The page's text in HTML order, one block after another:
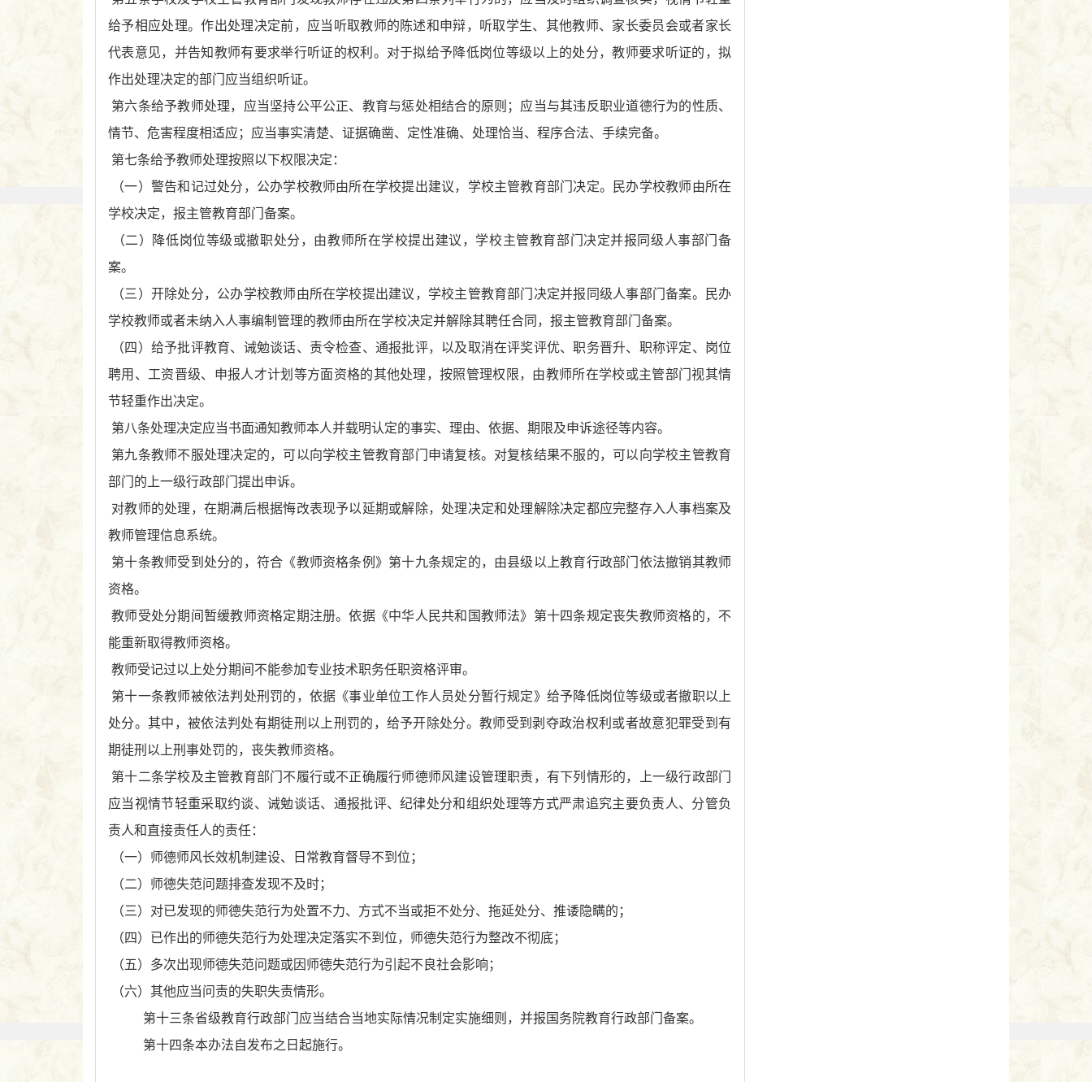
给予相应处理。作出处理决定前，应当听取教师的陈述和申辩，听取学生、其他教师、家长委员会或者家长
代表意见，并告知教师有要求举行听证的权利。对于拟给予降低岗位等级以上的处分，教师要求听证的，拟
作出处理决定的部门应当组织听证。
第六条给予教师处理，应当坚持公平公正、教育与惩处相结合的原则；应当与其违反职业道德行为的性质、
情节、危害程度相适应；应当事实清楚、证据确凿、定性准确、处理恰当、程序合法、手续完备。
第七条给予教师处理按照以下权限决定：
（一）警告和记过处分，公办学校教师由所在学校提出建议，学校主管教育部门决定。民办学校教师由所在
学校决定，报主管教育部门备案。
（二）降低岗位等级或撤职处分，由教师所在学校提出建议，学校主管教育部门决定并报同级人事部门备
案。
（三）开除处分，公办学校教师由所在学校提出建议，学校主管教育部门决定并报同级人事部门备案。民办
学校教师或者未纳入人事编制管理的教师由所在学校决定并解除其聘任合同，报主管教育部门备案。
（四）给予批评教育、诫勉谈话、责令检查、通报批评，以及取消在评奖评优、职务晋升、职称评定、岗位
聘用、工资晋级、申报人才计划等方面资格的其他处理，按照管理权限，由教师所在学校或主管部门视其情
节轻重作出决定。
第八条处理决定应当书面通知教师本人并载明认定的事实、理由、依据、期限及申诉途径等内容。
第九条教师不服处理决定的，可以向学校主管教育部门申请复核。对复核结果不服的，可以向学校主管教育
部门的上一级行政部门提出申诉。
对教师的处理，在期满后根据悔改表现予以延期或解除，处理决定和处理解除决定都应完整存入人事档案及
教师管理信息系统。
第十条教师受到处分的，符合《教师资格条例》第十九条规定的，由县级以上教育行政部门依法撤销其教师
资格。
教师受处分期间暂缓教师资格定期注册。依据《中华人民共和国教师法》第十四条规定丧失教师资格的，不
能重新取得教师资格。
教师受记过以上处分期间不能参加专业技术职务任职资格评审。
第十一条教师被依法判处刑罚的，依据《事业单位工作人员处分暂行规定》给予降低岗位等级或者撤职以上
处分。其中，被依法判处有期徒刑以上刑罚的，给予开除处分。教师受到剥夺政治权利或者故意犯罪受到有
期徒刑以上刑事处罚的，丧失教师资格。
第十二条学校及主管教育部门不履行或不正确履行师德师风建设管理职责，有下列情形的，上一级行政部门
应当视情节轻重采取约谈、诫勉谈话、通报批评、纪律处分和组织处理等方式严肃追究主要负责人、分管负
责人和直接责任人的责任：
（一）师德师风长效机制建设、日常教育督导不到位；
（二）师德失范问题排查发现不及时；
（三）对已发现的师德失范行为处置不力、方式不当或拒不处分、拖延处分、推诿隐瞒的；
（四）已作出的师德失范行为处理决定落实不到位，师德失范行为整改不彻底；
（五）多次出现师德失范问题或因师德失范行为引起不良社会影响；
（六）其他应当问责的失职失责情形。
第十三条省级教育行政部门应当结合当地实际情况制定实施细则，并报国务院教育行政部门备案。
第十四条本办法自发布之日起施行。